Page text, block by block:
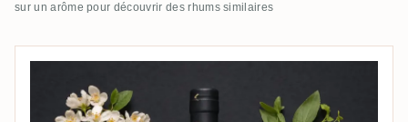
sur un arôme pour découvrir des rhums similaires